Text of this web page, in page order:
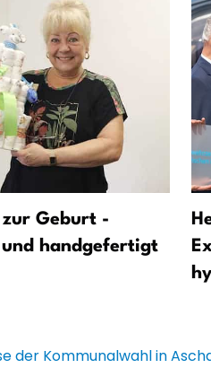
zur Geburt -
handgefertigt
der Kommunalwahl in